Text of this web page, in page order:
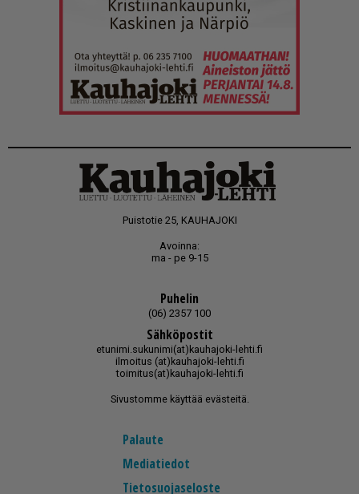
Puistotie 25, KAUHAJOKI
Avoinna:
ma - pe 9-15
Puhelin
(06) 2357 100
Sähköpostit
etunimi.sukunimi(at)kauhajoki-lehti.fi
ilmoitus (at)kauhajoki-lehti.fi
toimitus(at)kauhajoki-lehti.fi
Sivustomme käyttää evästeitä.
Palaute
Mediatiedot
Tietosuojaseloste